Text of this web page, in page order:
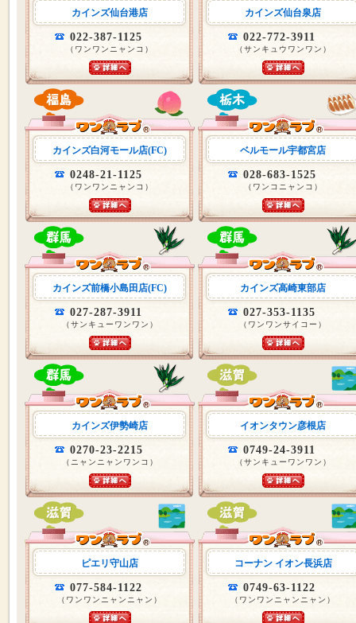
カインズ仙台港店
022-387-1125
（ワンワンニャンコ）
カインズ仙台泉店
022-772-3911
（サンキュウワンワン）
カインズ白河モール店(FC)
0248-21-1125
（ワンワンニャンコ）
ベルモール宇都宮店
028-683-1525
（ワンコニャンコ）
カインズ前橋小島田店(FC)
027-287-3911
（サンキューワンワン）
カインズ高崎東部店
027-353-1135
（ワンワンサイコー）
カインズ伊勢崎店
0270-23-2215
（ニャンニャンワンコ）
イオンタウン彦根店
0749-24-3911
（サンキューワンワン）
ピエリ守山店
077-584-1122
（ワンワンニャンニャン）
コーナン イオン長浜店
0749-63-1122
（ワンワンニャンニャン）